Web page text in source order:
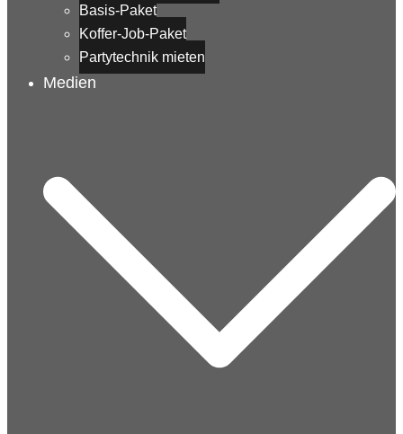
Basis-Paket
Koffer-Job-Paket
Partytechnik mieten
Medien